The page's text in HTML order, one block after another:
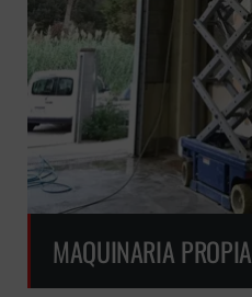
MAQUINARIA PROPIA